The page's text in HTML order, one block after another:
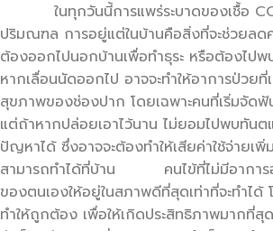
ในทุกวันนี้การแพร่ระบาดของเชื้อ
ปริมณฑล การอยู่แต่ในบ้านคือสิ่งที่จะช่วยลด
ต้องออกไปนอกบ้านเพื่อทำธุระ หรือต้องไป
หากเลื่อนนัดออกไป อาจจะทำให้อาการป่ว
สุขภาพของช่องปาก โดยเฉพาะคนที่เริ่มจัด
แต่ถ้าหากปล่อยเอาไว้นาน ไม่ยอมไปพบทัน
ปัญหาได้ ซึ่งอาจจะต้องทำให้เสียค่าใช้จ่ายเ
สามารถทำได้ที่บ้าน คนไข้ที่ไม่มีอาการอะ
ของตนเองให้อยู่ในสภาพดีที่สุดเท่าที่จะทำได้
ทำให้ถูกต้อง เพื่อให้เกิดประสิทธิภาพมา